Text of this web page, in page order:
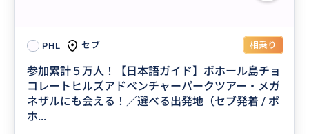
PHL セブ 相乗り
参加累計５万人！【日本語ガイド】ボホール島チョ
コレートヒルズアドベンチャーパークツアー・メガ
ネザルにも会える！／選べる出発地（セブ発着 / ボ
ホ...